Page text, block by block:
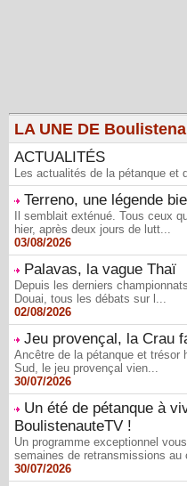
LA UNE DE
ACTUALITÉS
Les actualités de la pétanque et
Terreno, une légende
Il semblait exténué. Tous ceux
hier, après deux jours de lutt...
03/08/2026
Palavas, la vague Thaï
Depuis les derniers
Douai, tous les débats sur l...
02/08/2026
Jeu provençal, la Crau
Ancêtre de la pétanque et trésor
Sud, le jeu provençal vien...
30/07/2026
Un été de pétanque à
BoulistenauteTV !
Un programme exceptionnel
semaines de retransmissions
30/07/2026